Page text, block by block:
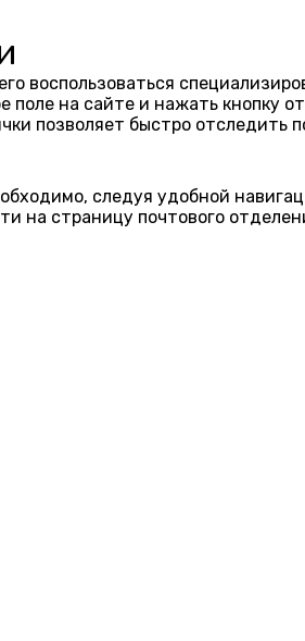
воспользоваться
на сайте и нажать кнопку
позволяет быстро отследить
следуя удобной
на страницу почтового